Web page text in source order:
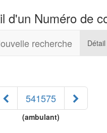
d'un Numéro de
recherche Détail
541575
(ambulant)